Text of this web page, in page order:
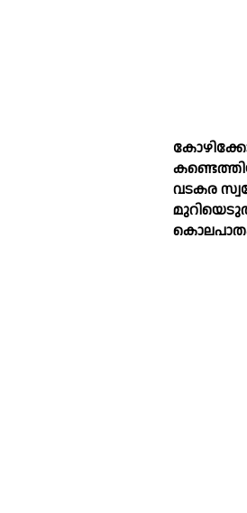
വടകര